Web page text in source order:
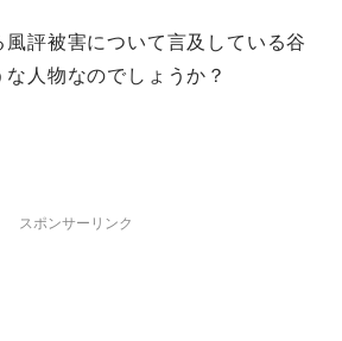
評被害について言及している谷
人物なのでしょうか？
スポンサーリンク